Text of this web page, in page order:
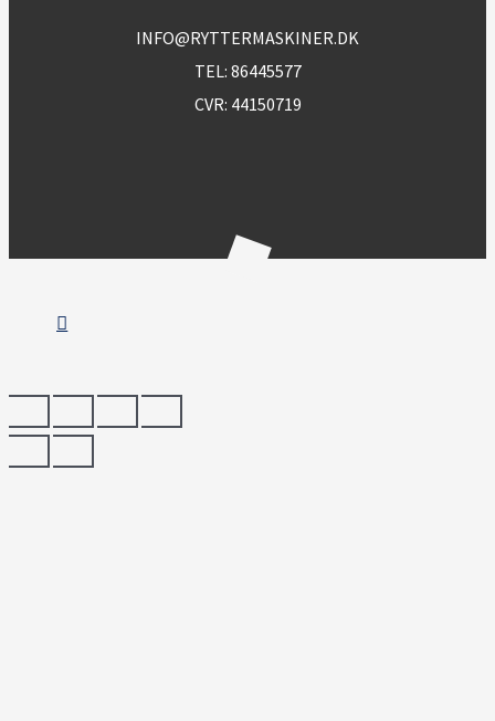
INFO@RYTTERMASKINER.DK
TEL: 86445577
CVR: 44150719